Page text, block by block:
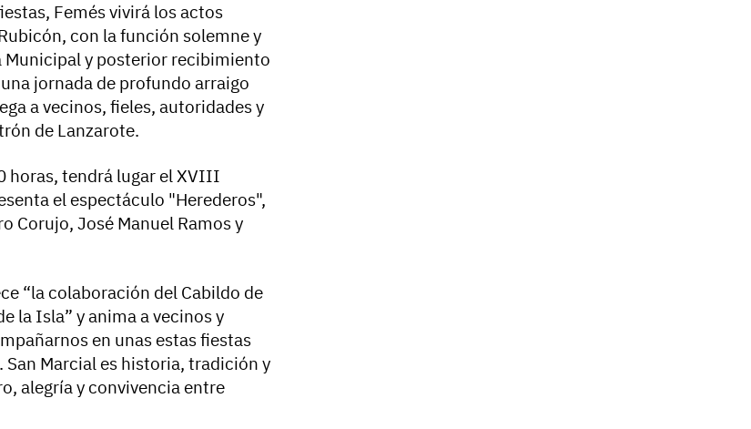
Femés vivirá los actos
con la función solemne y
Municipal y posterior recibimiento
jornada de profundo arraigo
a vecinos, fieles, autoridades y
de Lanzarote.
horas, tendrá lugar el XVIII
el espectáculo "Herederos",
Corujo, José Manuel Ramos y
“la colaboración del Cabildo de
la Isla” y anima a vecinos y
en unas estas fiestas
Marcial es historia, tradición y
alegría y convivencia entre